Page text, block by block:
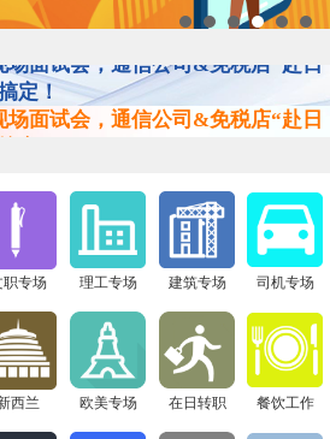
面试会，通信公司&免税店“赴日
定！
场面试会，通信公司&免税店“赴日
定！
场面试会，通信公司&免税店“赴日
定！
定！
职专场 理工专场 建筑专场 司机专场
西兰 欧美专场 在日转职 餐饮工作